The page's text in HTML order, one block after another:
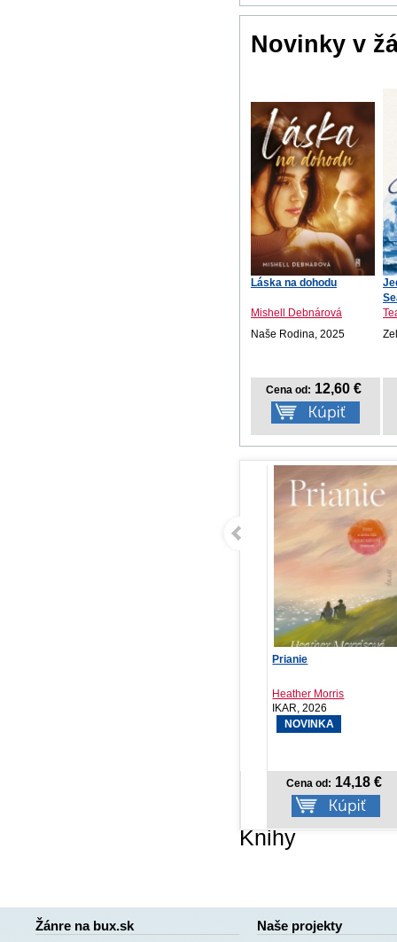
Novinky v
Láska na dohodu
Mishell Debnárová
Naše Rodina, 2025
Cena od: 12,60 €
Prianie
Heather Morris
IKAR, 2026
NOVINKA
Cena od:14,18 €
Knihy
Žánre na bux.sk Naše projekty